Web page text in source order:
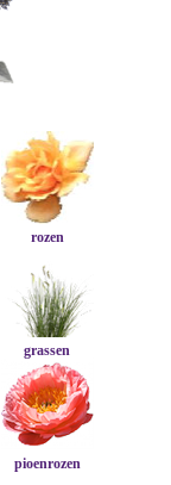
rozen
grassen
pioenrozen